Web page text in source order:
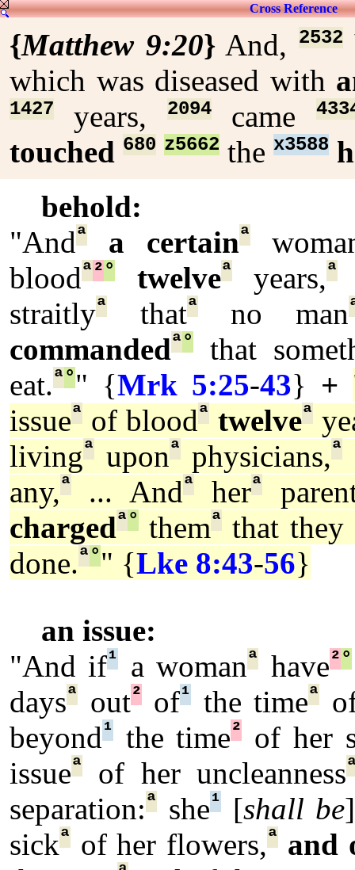
Cross Reference
{Matthew 9:20}And, 2532
which was diseased with
1427 years, 2094came
touched 680 z5662 the x3588
behold:
"Andª a certainª
bloodª²° twelveªyears,ª
straitlyª thatªno man
commandedª°
that
eat.ª°" {Mrk 5:25-43} +
issueª of bloodª twelveª
livingª uponª physicians,ª
any,ª ... Andª herª
chargedª° themª that
done.ª°" {Lke 8:43-56}
an issue:
"And if¹ a womanª have²°
daysª out²of¹ the timeª
beyond¹ the time²
of her
issueª of her uncleanness
separation:ª she¹[shall be
sickª of her flowers,ª and